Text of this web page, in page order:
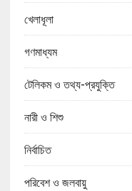
খেলাধূলা
গণমাধ্যম
টেলিকম ও তথ্য-প্রযুক্তি
নারী ও শিশু
নির্বাচিত
পরিবেশ ও জলবায়ু